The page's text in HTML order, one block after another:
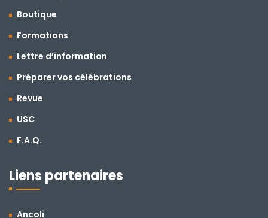
Boutique
Formations
Lettre d’information
Préparer vos célébrations
Revue
USC
F.A.Q.
Liens partenaires
Ancoli